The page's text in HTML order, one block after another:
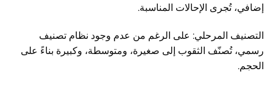
إضافي، تُجرى الإحالات المناسبة.
التصنيف المرحلي: على الرغم من عدم وجود نظام تصنيف
رسمي، تُصنّف الثقوب إلى صغيرة، ومتوسطة، وكبيرة بناءً على
الحجم.